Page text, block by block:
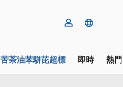
苦茶油苯駢芘超標 即時 熱